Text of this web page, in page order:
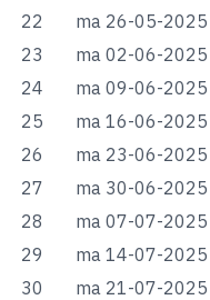
22
ma 26-05-2025
23
ma 02-06-2025
24
ma 09-06-2025
25
ma 16-06-2025
26
ma 23-06-2025
27
ma 30-06-2025
28
ma 07-07-2025
29
ma 14-07-2025
30
ma 21-07-2025